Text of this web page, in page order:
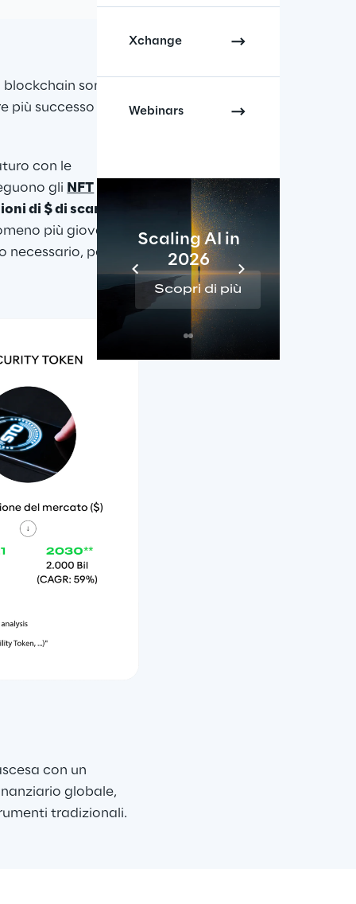
Xchange
Webinars
Scaling AI in
2026
Scopri di più
sono i
più successo nel
con le
gli NFT
di $ di scambi
più giovane
necessario, potrà
con un
globale,
tradizionali.